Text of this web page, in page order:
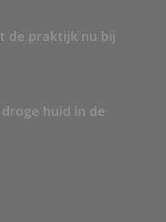
de praktijk nu bij
huid in de